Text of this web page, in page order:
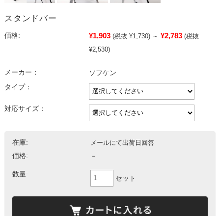
スタンドバー
価格: ¥1,903 (税抜 ¥1,730) ～ ¥2,783 (税抜
¥2,530)
メーカー：
ソフケン
タイプ：
対応サイズ：
在庫:
メールにて出荷日回答
価格:
－
数量:
セット